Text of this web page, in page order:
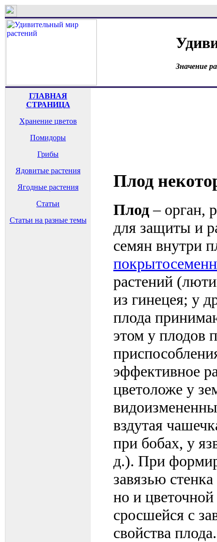
Значение
ГЛАВНАЯ
СТРАНИЦА
Хранение цветов
Помидоры
Грибы
Ядовитые растения
Ягодные растения
Статьи
Статьи на разные темы
Плод
Плод– орган,
для защиты и
семян внутри
растений
из гинецея; у
плода
этом у плодов
эффективное
цветоложе у
вздутая
при бобах, у
д.). При
завязью
но и
сросшейся с
свойства плода.